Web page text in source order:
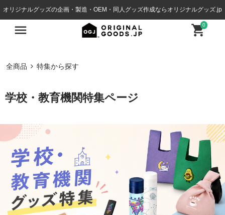
オリジナルグッズの企画・製造・OEM・同人グッズ作成ならオリジナルグッズ.jp
0
全商品 特集から探す
学校・教育機関特集ページ